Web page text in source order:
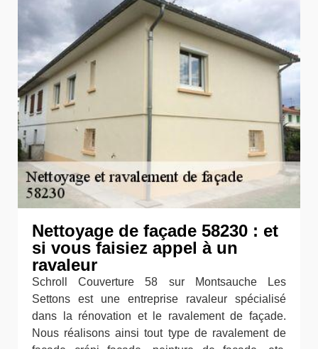
Nettoyage de façade 58230 : et
si vous faisiez appel à un
ravaleur
Schroll Couverture 58 sur Montsauche Les
Settons est une entreprise ravaleur spécialisé
dans la rénovation et le ravalement de façade.
Nous réalisons ainsi tout type de ravalement de